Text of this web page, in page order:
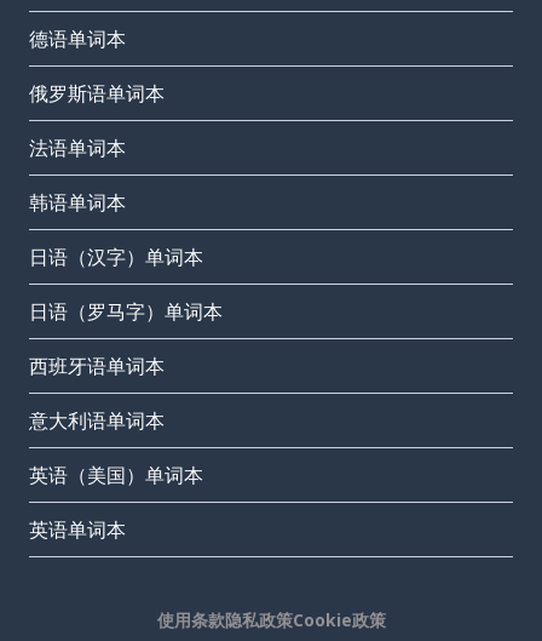
德语单词本
俄罗斯语单词本
法语单词本
韩语单词本
日语（汉字）单词本
日语（罗马字）单词本
西班牙语单词本
意大利语单词本
英语（美国）单词本
英语单词本
使用条款隐私政策Cookie政策